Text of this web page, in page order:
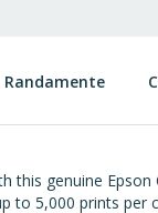
this genuine Epson
to 5,000 prints
Randamente